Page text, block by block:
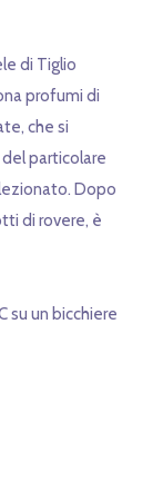
di Tiglio
profumi di
che si
particolare
Dopo
di rovere, è
su un bicchiere